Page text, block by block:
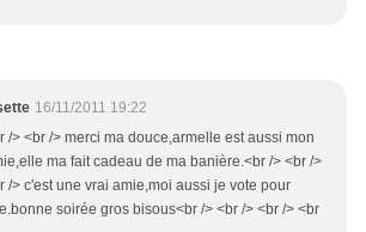
16/11/2011 19:22
/> <br /> merci ma douce,armelle est aussi mon
ma fait cadeau de ma banière.<br /> <br />
/> c'est une vrai amie,moi aussi je vote pour
soirée gros bisous<br /> <br /> <br /> <br